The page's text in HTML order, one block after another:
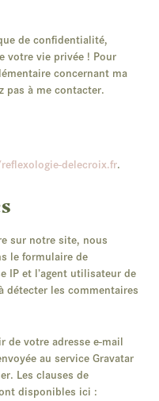
de confidentialité,
votre vie privée ! Pour
concernant ma
pas à me contacter.
delecroix.fr.
sur notre site, nous
le formulaire de
IP et l’agent utilisateur de
détecter les commentaires
de votre adresse e-mail
au service Gravatar
Les clauses de
disponibles ici :